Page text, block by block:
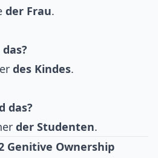
der Frau.
des Kindes.
das?
der Studenten.
Genitive Ownership